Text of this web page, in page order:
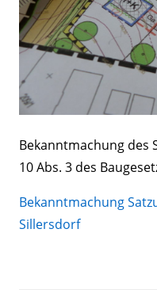
Bekanntmachung des
10 Abs. 3 des
Bekanntmachung
Sillersdorf